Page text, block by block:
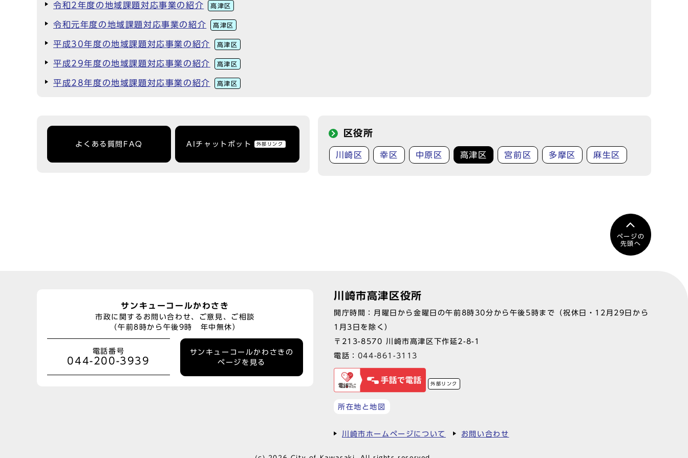
令和2年度の地域課題対応事業の紹介 高津区
令和元年度の地域課題対応事業の紹介 高津区
平成30年度の地域課題対応事業の紹介 高津区
平成29年度の地域課題対応事業の紹介 高津区
平成28年度の地域課題対応事業の紹介 高津区
よくある質問FAQ AIチャットボット 外部リンク
区役所
川崎区 幸区 中原区 高津区 宮前区 多摩区 麻生区
ページの
先頭へ
サンキューコールかわさき
市政に関するお問い合わせ、ご意見、ご相談
（午前8時から午後9時 年中無休）
電話番号
044-200-3939
サンキューコールかわさきの
ページを見る
川崎市高津区役所
開庁時間：月曜日から金曜日の午前8時30分から午後5時まで（祝休日・12月29日から
1月3日を除く）
〒213-8570 川崎市高津区下作延2-8-1
電話： 044-861-3113
外部リンク
所在地と地図
川崎市ホームページについて お問い合わせ